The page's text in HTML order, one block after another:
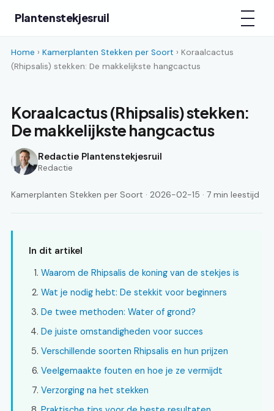
Plantenstekjesruil
Home › Kamerplanten Stekken per Soort › Koraalcactus
(Rhipsalis) stekken: De makkelijkste hangcactus
Koraalcactus (Rhipsalis) stekken:
De makkelijkste hangcactus
Redactie Plantenstekjesruil
Redactie
Kamerplanten Stekken per Soort · 2026-02-15 · 7 min leestijd
In dit artikel
Waarom de Rhipsalis de koning van de stekjes is
Wat je nodig hebt: De stekkit voor beginners
De twee methoden: Water of grond?
De juiste omstandigheden voor succes
Verschillende soorten Rhipsalis en hun prijzen
Veelgemaakte fouten en hoe je ze vermijdt
Verzorging na het stekken